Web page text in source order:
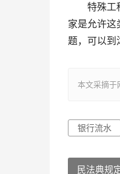
特殊工
家是允许这
题，可以到
本文采摘
银行流水
民法典规